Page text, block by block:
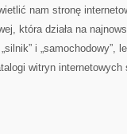
nam stronę
która działa na
i „samochodowy”,
witryn internetowych